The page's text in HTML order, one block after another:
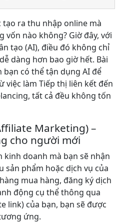
tạo ra thu nhập online mà
nào không? Giờ đây, với
tạo (AI), điều đó không chỉ
dàng hơn bao giờ hết. Bài
bạn có thể tận dụng AI để
việc làm Tiếp thị liên kết đến
tất cả đều không tốn
Marketing) –
cho người mới
kinh doanh mà bạn sẽ nhận
sản phẩm hoặc dịch vụ của
mua hàng, đăng ký dịch
động cụ thể thông qua
link) của bạn, bạn sẽ được
ứng.